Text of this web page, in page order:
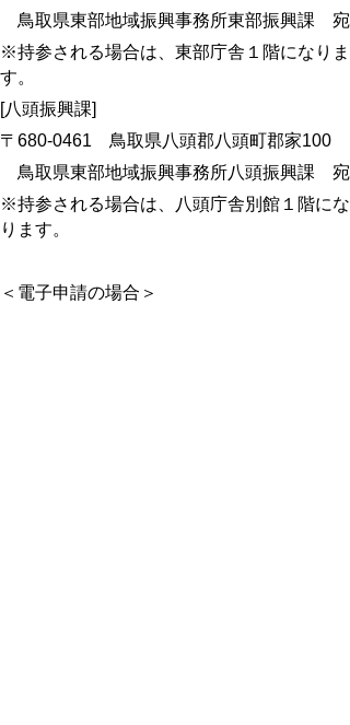
鳥取県東部地域振興事務所東部振興課 宛
※持参される場合は、東部庁舎１階になりま
す。
[八頭振興課]
〒680-0461 鳥取県八頭郡八頭町郡家100
鳥取県東部地域振興事務所八頭振興課 宛
※持参される場合は、八頭庁舎別館１階にな
ります。
＜電子申請の場合＞